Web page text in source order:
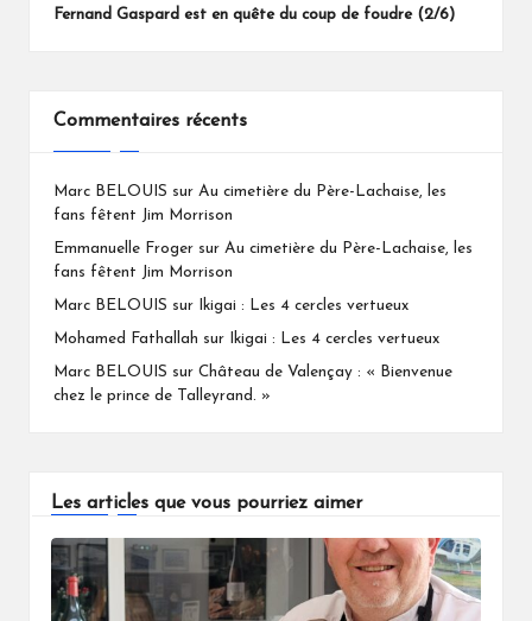
Fernand Gaspard est en quête du coup de foudre (2/6)
Commentaires récents
Marc BELOUIS sur Au cimetière du Père-Lachaise, les
fans fêtent Jim Morrison
Emmanuelle Froger sur Au cimetière du Père-Lachaise, les
fans fêtent Jim Morrison
Marc BELOUIS sur Ikigai : Les 4 cercles vertueux
Mohamed Fathallah sur Ikigai : Les 4 cercles vertueux
Marc BELOUIS sur Château de Valençay : « Bienvenue
chez le prince de Talleyrand. »
Les articles que vous pourriez aimer